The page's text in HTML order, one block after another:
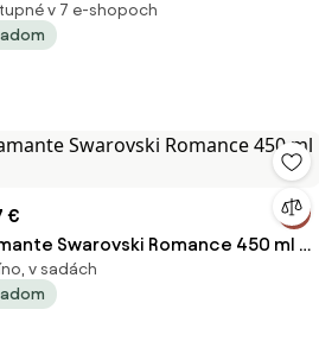
v 7 e-shopoch
€
Swarovski Romance 450 ml 2
v sadách